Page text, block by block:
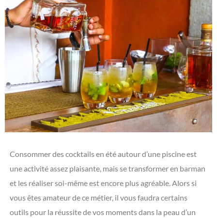
Consommer des cocktails en été autour d’une piscine est
une activité assez plaisante, mais se transformer en barman
et les réaliser soi-même est encore plus agréable. Alors si
vous êtes amateur de ce métier, il vous faudra certains
outils pour la réussite de vos moments dans la peau d’un